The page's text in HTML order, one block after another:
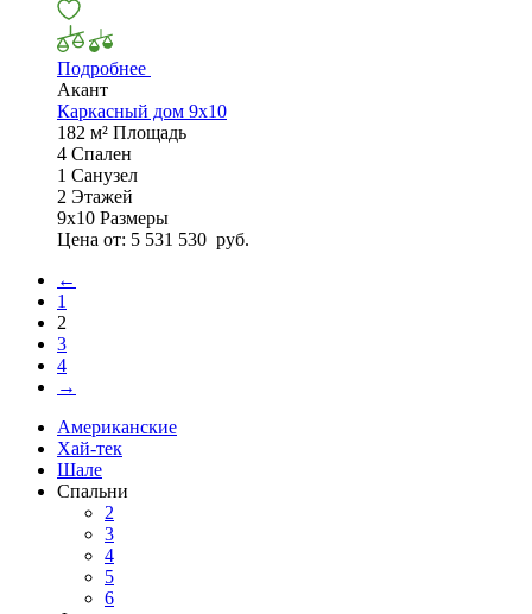
Подробнее
Акант
Каркасный дом 9х10
182 м² Площадь
4 Спален
1 Санузел
2 Этажей
9х10 Размеры
Цена от: 5 531 530 руб.
←
1
2
3
4
→
Американские
Хай-тек
Шале
Спальни
2
3
4
5
6